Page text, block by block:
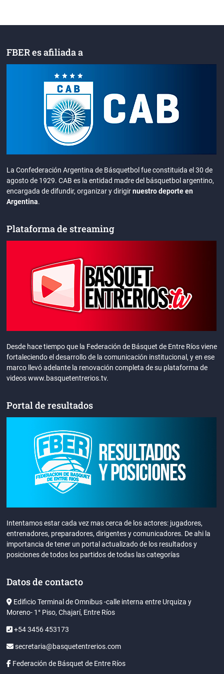
FBER es afiliada a
La Confederación Argentina de Básquetbol fue constituida el 30 de
agosto de 1929. CAB es la entidad madre del básquetbol argentino,
encargada de difundir, organizar y dirigirnuestro deporte en
Argentina.
Plataforma de streaming
Desde hace tiempo que la Federación de Básquet de Entre Ríos viene
fortaleciendo el desarrollo de la comunicación institucional, y en ese
marco llevó adelante la renovación completa de su plataforma de
videos www.basquetentrerios.tv.
Portal de resultados
Intentamos estar cada vez mas cerca de los actores: jugadores,
entrenadores, preparadores, dirigentes y comunicadores. De ahi la
importancia de tener un portal actualizado de los resultados y
posiciones de todos los partidos de todas las categorías
Datos de contacto
Edificio Terminal de Omnibus -calle interna entre Urquiza y
Moreno- 1° Piso, Chajarí, Entre Ríos
+54 3456 453173
secretaria@basquetentrerios.com
Federación de Básquet de Entre Ríos